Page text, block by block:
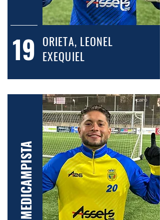
19 ORIETA, LEONEL
EXEQUIEL
MEDICAMPISTA